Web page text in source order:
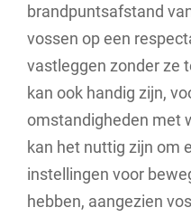
brandpuntsafstand
vossen op een
vastleggen zonder ze
kan ook handig zijn,
omstandigheden met
kan het nuttig zijn om
instellingen voor
hebben, aangezien